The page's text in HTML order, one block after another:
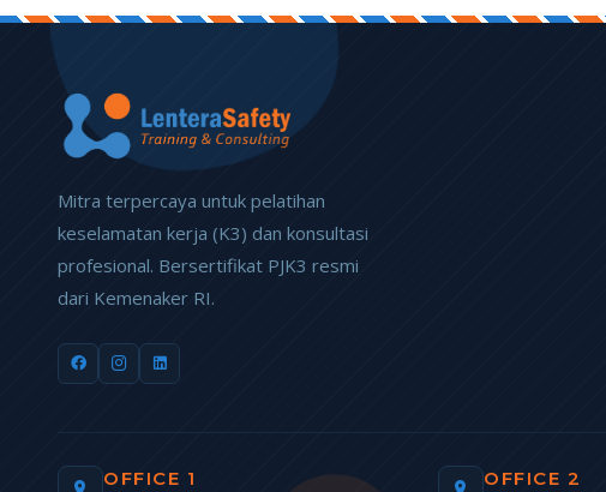
Mitra terpercaya untuk pelatihan
keselamatan kerja (K3) dan konsultasi
profesional. Bersertifikat PJK3 resmi
dari Kemenaker RI.
OFFICE 1 OFFICE 2